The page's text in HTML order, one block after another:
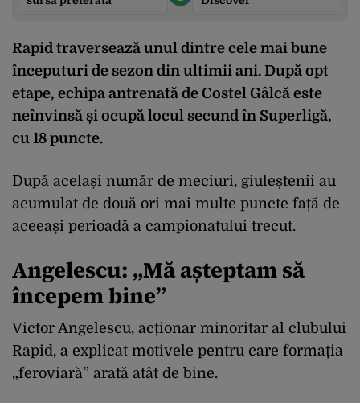
Rapid traversează unul dintre cele mai bune
începuturi de sezon din ultimii ani. După opt
etape, echipa antrenată de Costel Gâlcă este
neînvinsă și ocupă locul secund în Superligă,
cu 18 puncte.
După același număr de meciuri, giuleștenii au
acumulat de două ori mai multe puncte față de
aceeași perioadă a campionatului trecut.
Angelescu: „Mă așteptam să
începem bine”
Victor Angelescu, acționar minoritar al clubului
Rapid, a explicat motivele pentru care formația
„feroviară” arată atât de bine.